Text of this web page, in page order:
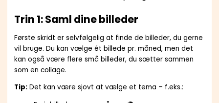
Trin 1: Saml dine billeder
Første skridt er selvfølgelig at finde de billeder, du gerne
vil bruge. Du kan vælge ét billede pr. måned, men det
kan også være flere små billeder, du sætter sammen
som en collage.
Tip: Det kan være sjovt at vælge et tema – f.eks.: